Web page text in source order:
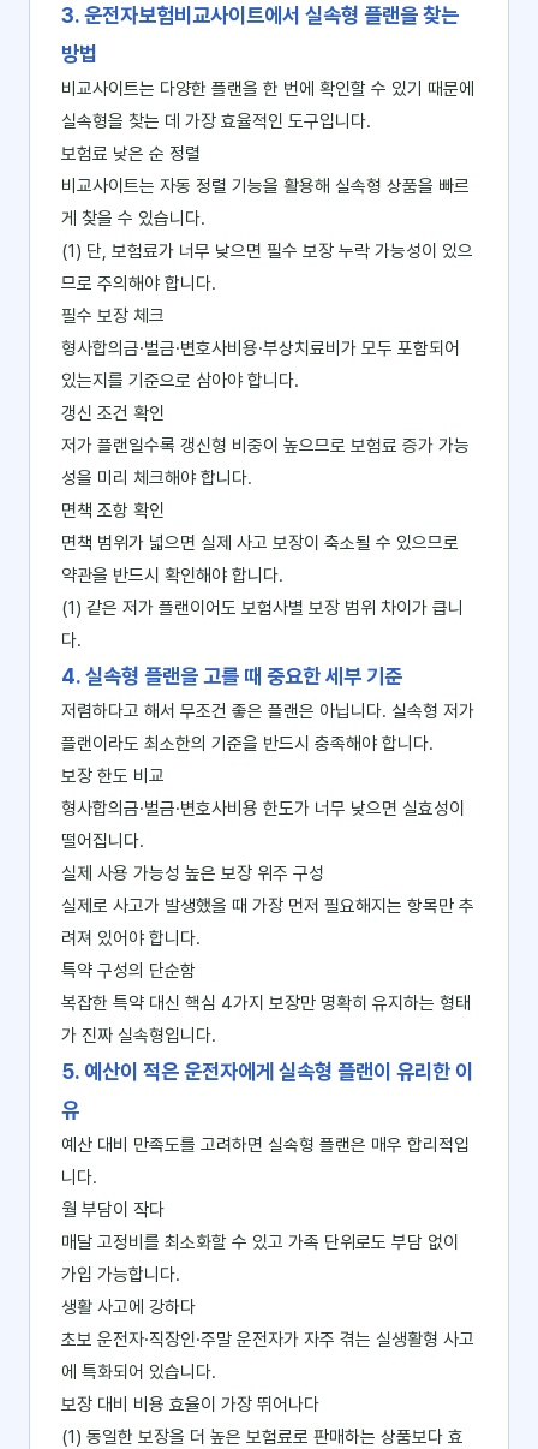
3. 운전자보험비교사이트에서 실속형 플랜을 찾는
방법
비교사이트는 다양한 플랜을 한 번에 확인할 수 있기 때문에
실속형을 찾는 데 가장 효율적인 도구입니다.
보험료 낮은 순 정렬
비교사이트는 자동 정렬 기능을 활용해 실속형 상품을 빠르
게 찾을 수 있습니다.
(1) 단, 보험료가 너무 낮으면 필수 보장 누락 가능성이 있으
므로 주의해야 합니다.
필수 보장 체크
형사합의금·벌금·변호사비용·부상치료비가 모두 포함되어
있는지를 기준으로 삼아야 합니다.
갱신 조건 확인
저가 플랜일수록 갱신형 비중이 높으므로 보험료 증가 가능
성을 미리 체크해야 합니다.
면책 조항 확인
면책 범위가 넓으면 실제 사고 보장이 축소될 수 있으므로
약관을 반드시 확인해야 합니다.
(1) 같은 저가 플랜이어도 보험사별 보장 범위 차이가 큽니
다.
4. 실속형 플랜을 고를 때 중요한 세부 기준
저렴하다고 해서 무조건 좋은 플랜은 아닙니다. 실속형 저가
플랜이라도 최소한의 기준을 반드시 충족해야 합니다.
보장 한도 비교
형사합의금·벌금·변호사비용 한도가 너무 낮으면 실효성이
떨어집니다.
실제 사용 가능성 높은 보장 위주 구성
실제로 사고가 발생했을 때 가장 먼저 필요해지는 항목만 추
려져 있어야 합니다.
특약 구성의 단순함
복잡한 특약 대신 핵심 4가지 보장만 명확히 유지하는 형태
가 진짜 실속형입니다.
5. 예산이 적은 운전자에게 실속형 플랜이 유리한 이
유
예산 대비 만족도를 고려하면 실속형 플랜은 매우 합리적입
니다.
월 부담이 작다
매달 고정비를 최소화할 수 있고 가족 단위로도 부담 없이
가입 가능합니다.
생활 사고에 강하다
초보 운전자·직장인·주말 운전자가 자주 겪는 실생활형 사고
에 특화되어 있습니다.
보장 대비 비용 효율이 가장 뛰어나다
(1) 동일한 보장을 더 높은 보험료로 판매하는 상품보다 효